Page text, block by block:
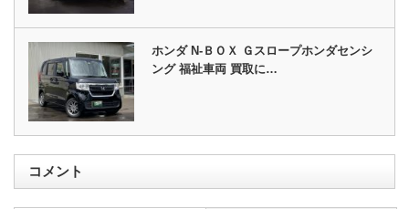
ホンダ N-ＢＯＸ Ｇスロープホンダセンシ
ング 福祉車両 買取に…
コメント